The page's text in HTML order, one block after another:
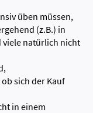
üben müssen,
(z.B.) in
viele natürlich nicht
sich der Kauf
in einem